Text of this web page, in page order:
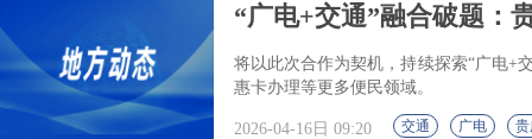
“广电+交通”融合破题：
将以此次合作为契机，持续探索“广电+
惠卡办理等更多便民领域。
2026-04-16日 09:20 交通 广电